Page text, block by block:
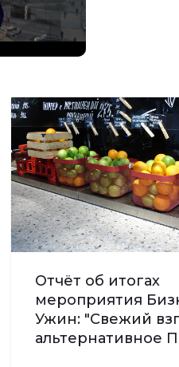
Отчёт об итогах
мероприятия
Ужин: "Свежий
альтернативное